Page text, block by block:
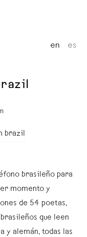
en es
brasileño para
momento y
de 54 poetas,
que leen
y alemán, todas las